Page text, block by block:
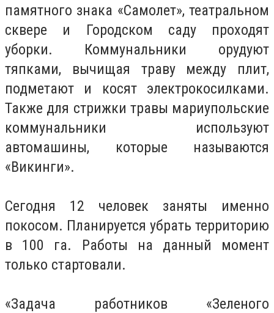
памятного знака «Самолет», театральном
сквере и Городском саду проходят
уборки. Коммунальники орудуют
тяпками, вычищая траву между плит,
подметают и косят электрокосилками.
Также для стрижки травы мариупольские
коммунальники используют
автомашины, которые называются
«Викинги».
Сегодня 12 человек заняты именно
покосом. Планируется убрать территорию
в 100 га. Работы на данный момент
только стартовали.
«Задача работников «Зеленого